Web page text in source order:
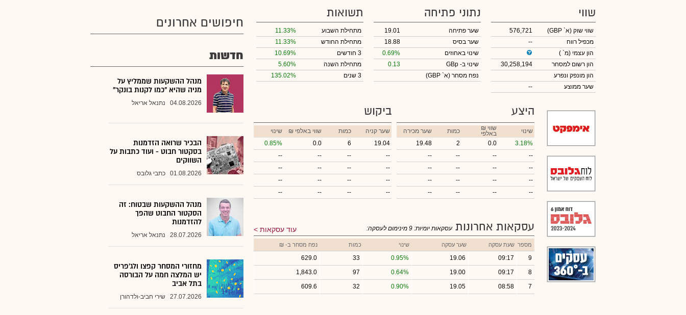
שווי
שווי שוק (א` GBP)
576,721
מכפיל רווח
--
הון עצמי (מ` )
הון רשום למסחר
30,258,194
הון מונפק ונפרע
שער ממוצע
--
נתוני פתיחה
שער פתיחה
19.01
שער בסיס
18.88
שינוי באחוזים
0.69%
שינוי ב- GBp
0.13
נפח מסחר (א` GBP)
תשואות
מתחילת השבוע
11.33%
מתחילת החודש
11.33%
3 חודשים
10.69%
מתחילת השנה
5.60%
3 שנים
135.02%
היצע
שינוי ₪ שווי
באלפי כמות
שער מכירה
3.18%
0.0
2
19.48
--
--
--
--
--
--
--
--
--
--
--
--
--
--
--
--
ביקוש
שער קניה כמות ₪ שווי באלפי
שינוי
19.04
6
0.0
0.85%
--
--
--
--
--
--
--
--
--
--
--
--
--
--
--
--
עסקאות אחרונות עוד עסקאות עסקאות יומיות: 9 מינימום לעסקה:
מספר שעת עסקה שער עסקה שינוי כמות נפח מסחר ב- ₪
9
09:17
19.06
0.95%
33
629.0
8
09:17
19.00
0.64%
97
1,843.0
7
08:58
19.05
0.90%
32
609.6
חיפושים אחרונים
חדשות
מנהל ההשקעות שממליץ על
מניה שהיא "כמו לקנות בונקר"
04.08.2026 נתנאל אריאל
הבכיר שרואה הזדמנות
בסקטור חבוט - ועוד כתבות על
השווקים
01.08.2026 כתבי גלובס
מנהל ההשקעות שבטוח: זה
הסקטור החבוט שהפך
להזדמנות
28.07.2026 נתנאל אריאל
מחזורי המסחר קפצו ולג'פריס
יש המלצה חמה על הבורסה
בתל אביב
27.07.2026 שירי חביב-ולדהורן